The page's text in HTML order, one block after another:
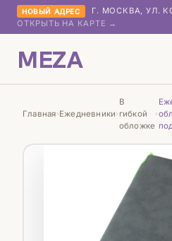
НОВЫЙ АДРЕС Г. МОСКВА, УЛ.
ОТКРЫТЬ НА КАРТЕ →
MEZA
Главная›Ежедневники›
В
гибкой
обложке
›